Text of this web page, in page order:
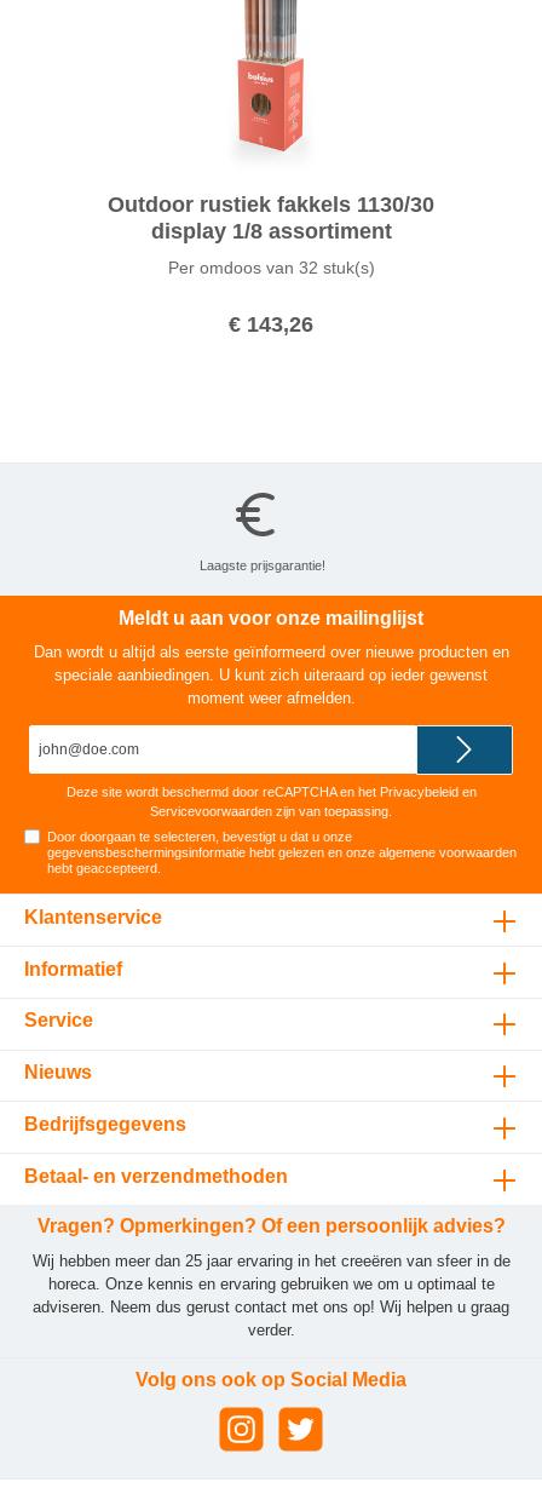
Outdoor rustiek fakkels 1130/30
display 1/8 assortiment
Per omdoos van 32 stuk(s)
€ 143,26
Laagste prijsgarantie!
Meldt u aan voor onze mailinglijst
Dan wordt u altijd als eerste geïnformeerd over nieuwe producten en
speciale aanbiedingen. U kunt zich uiteraard op ieder gewenst
moment weer afmelden.
Deze site wordt beschermd door reCAPTCHA en het Privacybeleid en
Servicevoorwaarden zijn van toepassing.
Door doorgaan te selecteren, bevestigt u dat u onze
gegevensbeschermingsinformatie hebt gelezen en onzealgemene voorwaarden
hebt geaccepteerd
Klantenservice
Informatief
Service
Nieuws
Bedrijfsgegevens
Betaal- en verzendmethoden
Vragen? Opmerkingen? Of een persoonlijk advies?
Wij hebben meer dan 25 jaar ervaring in het creeëren van sfeer in de
horeca. Onze kennis en ervaring gebruiken we om u optimaal te
adviseren. Neem dus gerust contact met ons op! Wij helpen u graag
verder.
Volg ons ook op Social Media